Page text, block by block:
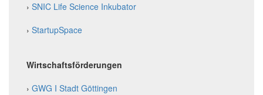
› SNIC Life Science Inkubator
› StartupSpace
Wirtschaftsförderungen
› GWG I Stadt Göttingen